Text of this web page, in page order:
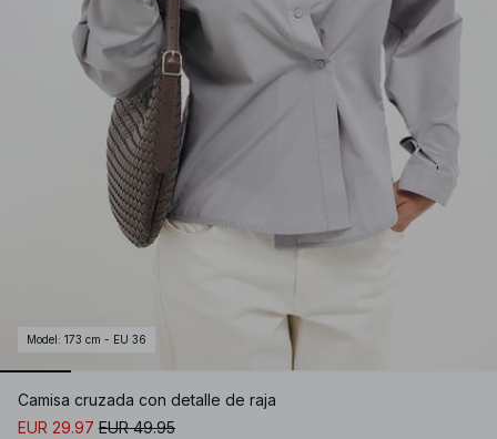
Model : 173 cm - EU 36
Camisa cruzada con detalle de raja
EUR 29.97 EUR 49.95